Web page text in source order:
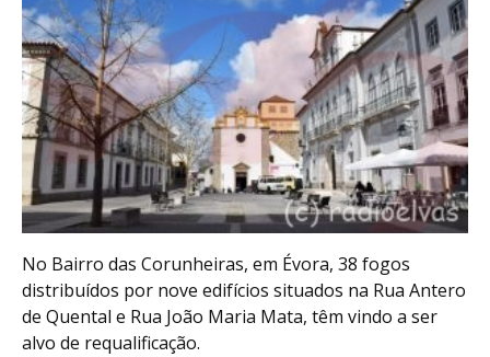
No Bairro das Corunheiras, em Évora, 38 fogos
distribuídos por nove edifícios situados na Rua Antero
de Quental e Rua João Maria Mata, têm vindo a ser
alvo de requalificação.